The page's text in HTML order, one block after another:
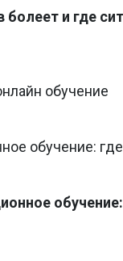
и где
обучение
обучение: